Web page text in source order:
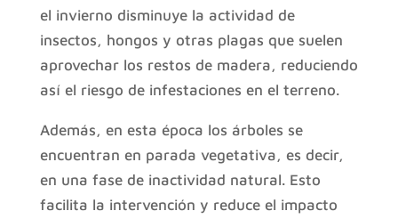
el invierno disminuye la actividad de
insectos, hongos y otras plagas que suelen
aprovechar los restos de madera, reduciendo
así el riesgo de infestaciones en el terreno.
Además, en esta época los árboles se
encuentran en parada vegetativa, es decir,
en una fase de inactividad natural. Esto
facilita la intervención y reduce el impacto